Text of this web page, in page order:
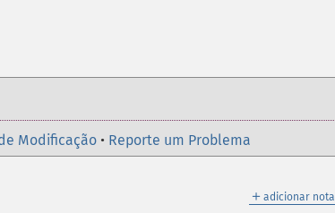
Modificação • Reporte um Problema
＋ adicionar nota